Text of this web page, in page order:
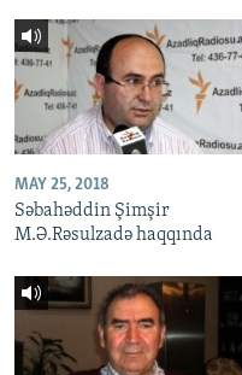
MAY 25, 2018
Səbahəddin Şimşir
M.Ə.Rəsulzadə haqqında